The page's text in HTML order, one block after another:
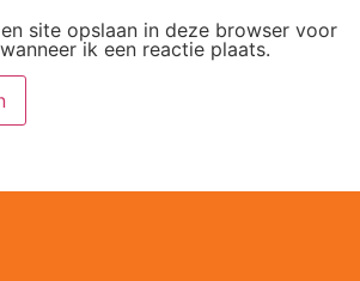
site opslaan in deze browser voor
ik een reactie plaats.